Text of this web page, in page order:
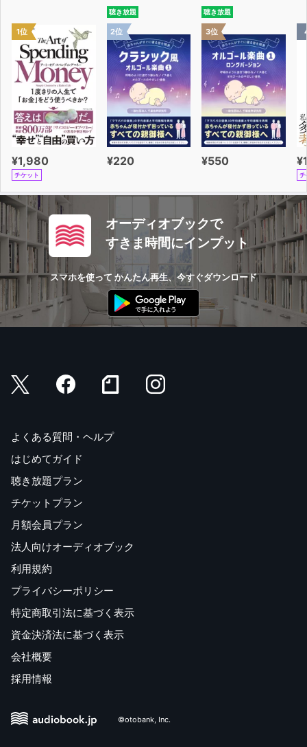
1位
¥1,980
チケット
聴き放題
2位
¥220
聴き放題
3位
¥550
チ
オーディオブックで
すきま時間にインプット
スマホを使って かんたん再生、今すぐダウンロード
よくある質問・ヘルプ
はじめてガイド
聴き放題プラン
チケットプラン
月額会員プラン
法人向けオーディオブック
利用規約
プライバシーポリシー
特定商取引法に基づく表示
資金決済法に基づく表示
会社概要
採用情報
©otobank, Inc.